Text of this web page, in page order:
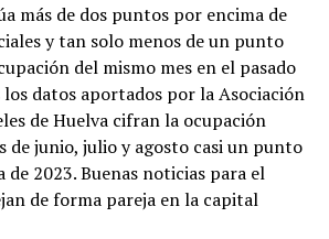
más de dos puntos por encima de
y tan solo menos de un punto
del mismo mes en el pasado
los datos aportados por la Asociación
de Huelva cifran la ocupación
de junio, julio y agosto casi un punto
de 2023. Buenas noticias para el
de forma pareja en la capital